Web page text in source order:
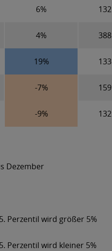
6% 132
4% 388
19% 133
-7% 159
-9% 132
Dezember
Perzentil wird größer 5%
Perzentil wird kleiner 5%